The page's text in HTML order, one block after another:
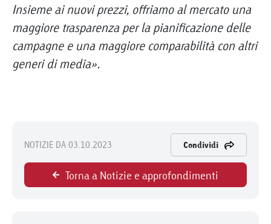
Insieme ai nuovi prezzi, offriamo al mercato una
maggiore trasparenza per la pianificazione delle
campagne e una maggiore comparabilità con altri
generi di media».
NOTIZIE DA 03.10.2023 Condividi
Torna a Notizie e approfondimenti